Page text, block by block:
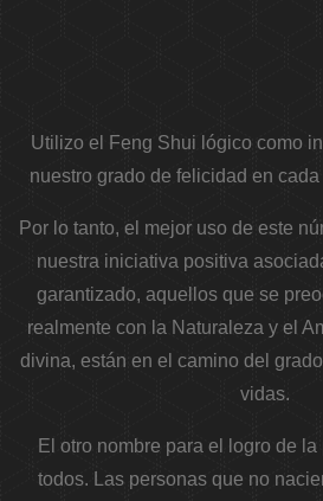
Utilizo el Feng Shui lógico como
nuestro grado de felicidad en
Por lo tanto, el mejor uso de este
nuestra iniciativa positiva
garantizado, aquellos que se
realmente con la Naturaleza y el
divina, están en el camino del
vidas.
El otro nombre para el logro de
todos. Las personas que no